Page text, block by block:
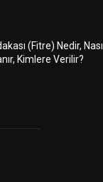
(Fitre) Nedir, Nasıl
Kimlere Verilir?